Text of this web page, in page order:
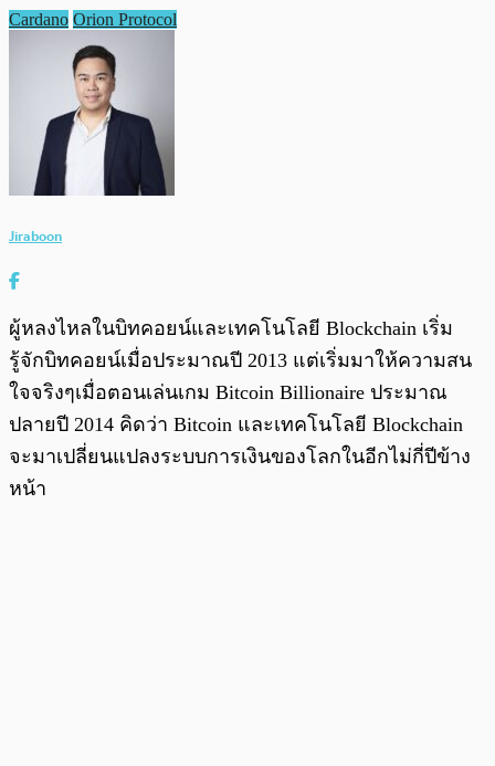
Cardano Orion Protocol
Jiraboon
ผู้หลงไหลในบิทคอยน์และเทคโนโลยี Blockchain เริ่ม
รู้จักบิทคอยน์เมื่อประมาณปี 2013 แต่เริ่มมาให้ความสน
ใจจริงๆเมื่อตอนเล่นเกม Bitcoin Billionaire ประมาณ
ปลายปี 2014 คิดว่า Bitcoin และเทคโนโลยี Blockchain
จะมาเปลี่ยนแปลงระบบการเงินของโลกในอีกไม่กี่ปีข้าง
หน้า